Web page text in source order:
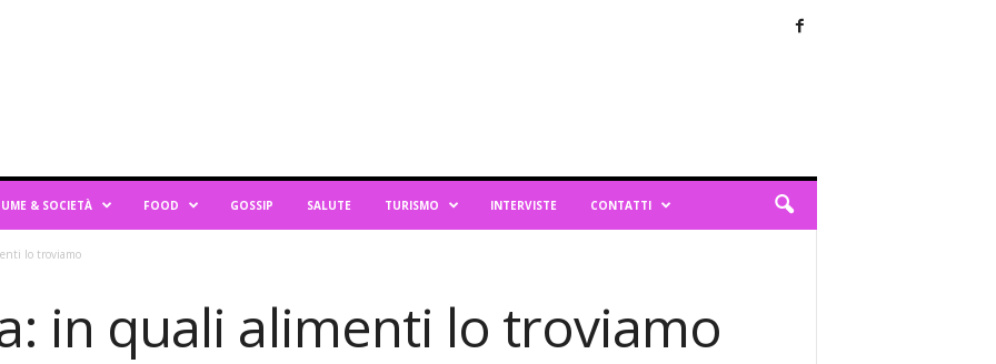
& SOCIETÀ FOOD GOSSIP SALUTE TURISMO INTERVISTE CONTATTI
lo troviamo
in quali alimenti lo troviamo